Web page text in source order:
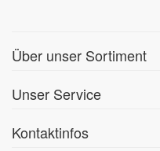
Über unser Sortiment
Unser Service
Kontaktinfos